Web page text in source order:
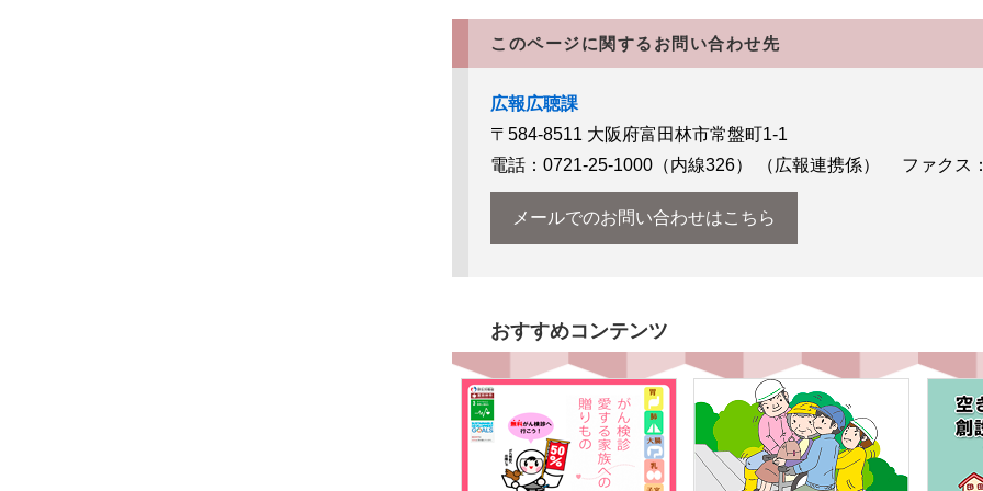
このページに関するお問い合わせ先
広報広聴課
〒584-8511 大阪府富田林市常盤町1-1
電話：0721-25-1000（内線326）
（広報連携係） ファクス
メールでのお問い合わせはこちら
おすすめコンテンツ